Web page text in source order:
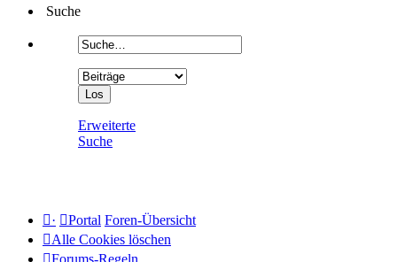
Suche
Erweiterte
Suche
· Portal Foren-Übersicht
Alle Cookies löschen
Forums-Regeln